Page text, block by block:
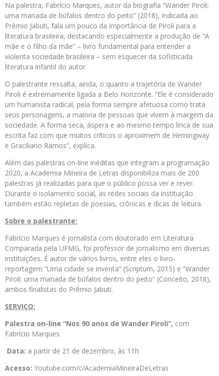
Na palestra, Fabrício Marques, autor da biografia “Wander Piroli:
uma manada de búfalos dentro do peito” (2018), indicada ao
Prêmio Jabuti, fala um pouco da importância de Piroli para a
literatura brasileira, destacando especialmente a produção de “A
mãe e o filho da mãe” – livro fundamental para entender a
violenta sociedade brasileira – sem esquecer da sofisticada
literatura infantil do autor.
O palestrante ressalta, ainda, o quanto a trajetória de Wander
Piroli é extremamente ligada a Belo Horizonte. “Ele é considerado
um humanista radical, pela forma sempre afetuosa como trata
seus personagens, a maioria de pessoas que vivem à margem da
sociedade. A forma seca, áspera e ao mesmo tempo lírica de sua
escrita faz com que muitos críticos o aproximem de Hemingway
e Graciliano Ramos”, explica.
Além das palestras on-line inéditas que integram a programação
2020, a Academia Mineira de Letras disponibiliza mais de 200
palestras já realizadas para que o público possa ver e rever.
Durante o isolamento social, as redes sociais da instituição
também estão repletas de poesias, crônicas e dicas de leitura.
Sobre o palestrante:
Fabrício Marques é jornalista com doutorado em Literatura
Comparada pela UFMG, foi professor de jornalismo em diversas
instituições. É autor de vários livros, entre eles o livro-
reportagem “Uma cidade se inventa” (Scriptum, 2015) e “Wander
Piroli: uma manada de búfalos dentro do peito” (Conceito, 2018),
ambos finalistas do Prêmio Jabuti.
SERVIÇO:
Palestra on-line “Nos 90 anos de Wander Piroli”, com
Fabrício Marques
Data: a partir de 21 de dezembro, às 11h
Acesso: Youtube.com/c/AcademiaMineiraDeLetras